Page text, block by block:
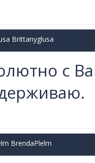
Brittanyglusa
с
BrendaPlelm